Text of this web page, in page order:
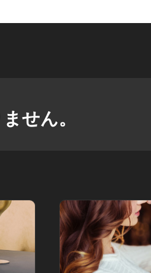
せん。